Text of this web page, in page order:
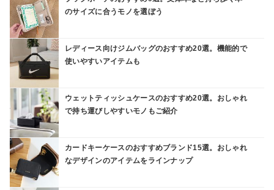
のサイズに合うモノを選ぼう
レディース向けジムバッグのおすすめ20選。機能的で
使いやすいアイテムも
ウェットティッシュケースのおすすめ20選。おしゃれ
で持ち運びしやすいモノもご紹介
カードキーケースのおすすめブランド15選。おしゃれ
なデザインのアイテムをラインナップ